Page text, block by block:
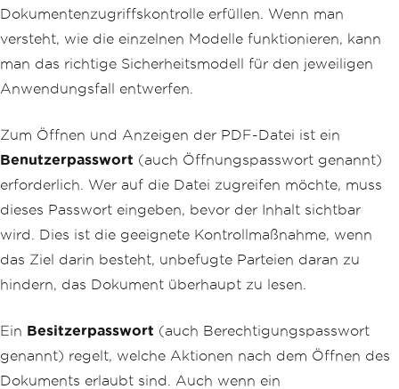
Dokumentenzugriffskontrolle erfüllen. Wenn man
versteht, wie die einzelnen Modelle funktionieren, kann
man das richtige Sicherheitsmodell für den jeweiligen
Anwendungsfall entwerfen.
Zum Öffnen und Anzeigen der PDF-Datei ist ein
Benutzerpasswort (auch Öffnungspasswort genannt)
erforderlich. Wer auf die Datei zugreifen möchte, muss
dieses Passwort eingeben, bevor der Inhalt sichtbar
wird. Dies ist die geeignete Kontrollmaßnahme, wenn
das Ziel darin besteht, unbefugte Parteien daran zu
hindern, das Dokument überhaupt zu lesen.
Ein Besitzerpasswort (auch Berechtigungspasswort
genannt) regelt, welche Aktionen nach dem Öffnen des
Dokuments erlaubt sind. Auch wenn ein